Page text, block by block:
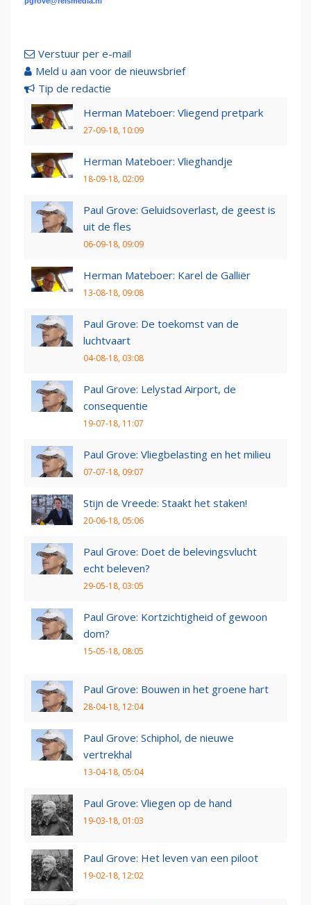
Verstuur per e-mail
Meld u aan voor de nieuwsbrief
Tip de redactie
Herman Mateboer: Vliegend pretpark
27-09-18, 10:09
Herman Mateboer: Vlieghandje
18-09-18, 02:09
Paul Grove: Geluidsoverlast, de geest is
uit de fles
06-09-18, 09:09
Herman Mateboer: Karel de Galliër
13-08-18, 09:08
Paul Grove: De toekomst van de
luchtvaart
04-08-18, 03:08
Paul Grove: Lelystad Airport, de
consequentie
19-07-18, 11:07
Paul Grove: Vliegbelasting en het milieu
07-07-18, 09:07
Stijn de Vreede: Staakt het staken!
20-06-18, 05:06
Paul Grove: Doet de belevingsvlucht
echt beleven?
29-05-18, 03:05
Paul Grove: Kortzichtigheid of gewoon
dom?
15-05-18, 08:05
Paul Grove: Bouwen in het groene hart
28-04-18, 12:04
Paul Grove: Schiphol, de nieuwe
vertrekhal
13-04-18, 05:04
Paul Grove: Vliegen op de hand
19-03-18, 01:03
Paul Grove: Het leven van een piloot
19-02-18, 12:02